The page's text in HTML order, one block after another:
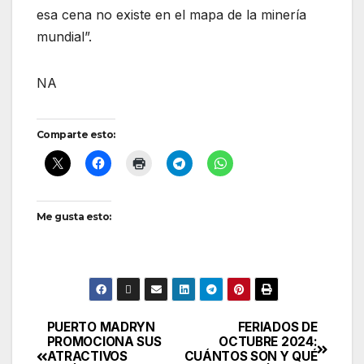
esa cena no existe en el mapa de la minería
mundial”.
NA
Comparte esto:
Me gusta esto:
Navegación
FERIADOS DE
OCTUBRE 2024:
CUÁNTOS SON Y QUÉ
PUERTO MADRYN
PROMOCIONA SUS
ATRACTIVOS